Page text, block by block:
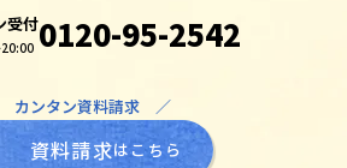
受付0120-95-2542
カンタン資料請求 ／
資料請求はこちら